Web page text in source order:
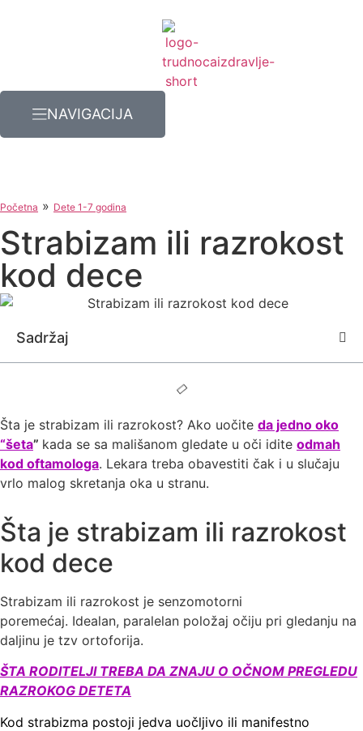
NAVIGACIJA
Početna » Dete 1-7 godina
Strabizam ili razrokost
kod dece
Sadržaj
Šta je strabizam ili razrokost? Ako uočite da jedno oko
“šeta” kada se sa mališanom gledate u oči idite odmah
kod oftamologa. Lekara treba obavestiti čak i u slučaju
vrlo malog skretanja oka u stranu.
Šta je strabizam ili razrokost
kod dece
Strabizam ili razrokost je senzomotorni
poremećaj. Idealan, paralelan položaj očiju pri gledanju na
daljinu je tzv ortoforija.
ŠTA RODITELJI TREBA DA ZNAJU O OČNOM PREGLEDU
RAZROKOG DETETA
Kod strabizma postoji jedva uočljivo ili manifestno